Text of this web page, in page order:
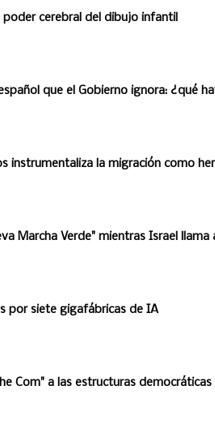
cerebral del dibujo infantil
que el Gobierno ignora: ¿qué
instrumentaliza la migración como
Marcha Verde" mientras Israel
por siete gigafábricas de IA
Com" a las estructuras